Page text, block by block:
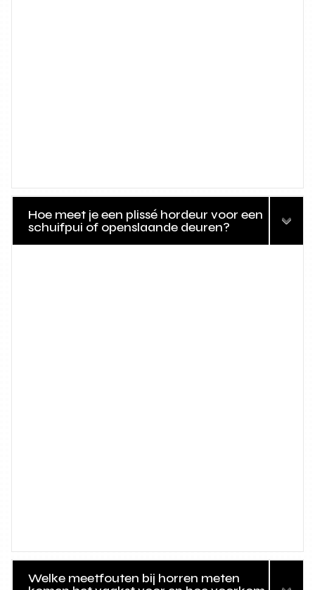
Hoe meet je een plissé hordeur voor een
schuifpui of openslaande deuren?
Welke meetfouten bij horren meten